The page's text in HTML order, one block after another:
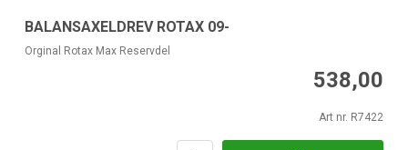
BALANSAXELDREV ROTAX 09-
Orginal Rotax Max Reservdel
538,00
Art nr. R7422